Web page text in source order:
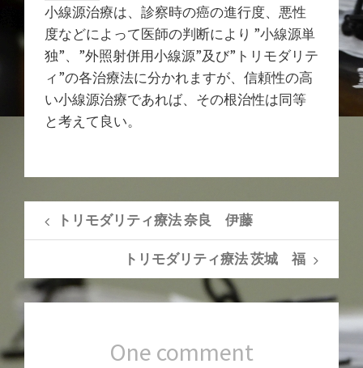
小線源治療は、診察時の癌の進行度、悪性
度などによって医師の判断により ”小線源単
独”、”外照射併用小線源”及び”トリモダリテ
ィ”の各治療法に分かれますが、信頼性の高
い小線源治療であれば、その根治性は同等
と考えて良い。
トリモダリティ療法 奈良 伊藤
トリモダリティ療法 茨城 福
One comment